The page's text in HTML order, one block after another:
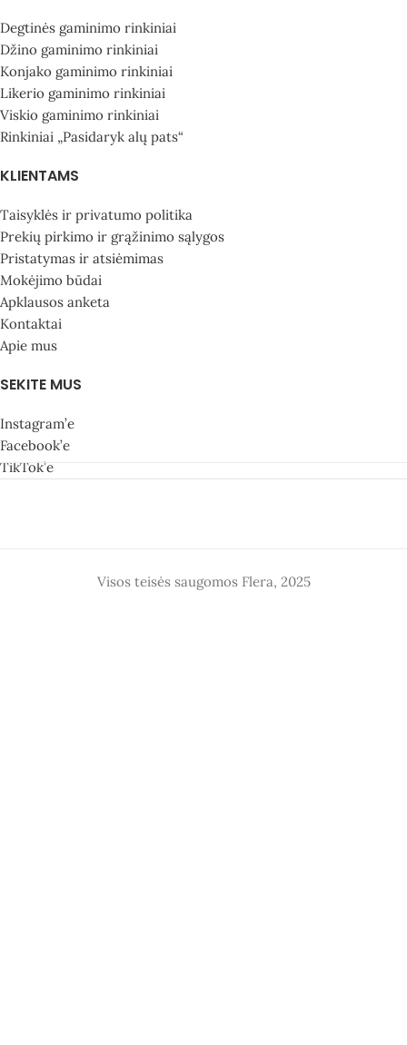
Degtinės gaminimo rinkiniai
Džino gaminimo rinkiniai
Konjako gaminimo rinkiniai
Likerio gaminimo rinkiniai
Viskio gaminimo rinkiniai
Rinkiniai „Pasidaryk alų pats“
KLIENTAMS
Taisyklės ir privatumo politika
Prekių pirkimo ir grąžinimo sąlygos
Pristatymas ir atsiėmimas
Mokėjimo būdai
Apklausos anketa
Kontaktai
Apie mus
SEKITE MUS
Instagram’e
Facebook’e
TikTok’e
Visos teisės saugomos Flera, 2025